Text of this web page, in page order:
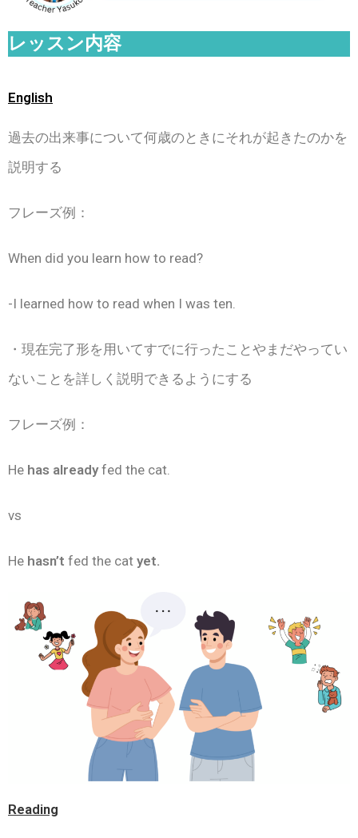
レッスン内容
English
過去の出来事について何歳のときにそれが起きたのかを
説明する
フレーズ例：
When did you learn how to read?
-I learned how to read when I was ten.
・現在完了形を用いてすでに行ったことやまだやってい
ないことを詳しく説明できるようにする
フレーズ例：
He has alreadyfed the cat.
vs
He hasn’t fed the cat yet.
Reading